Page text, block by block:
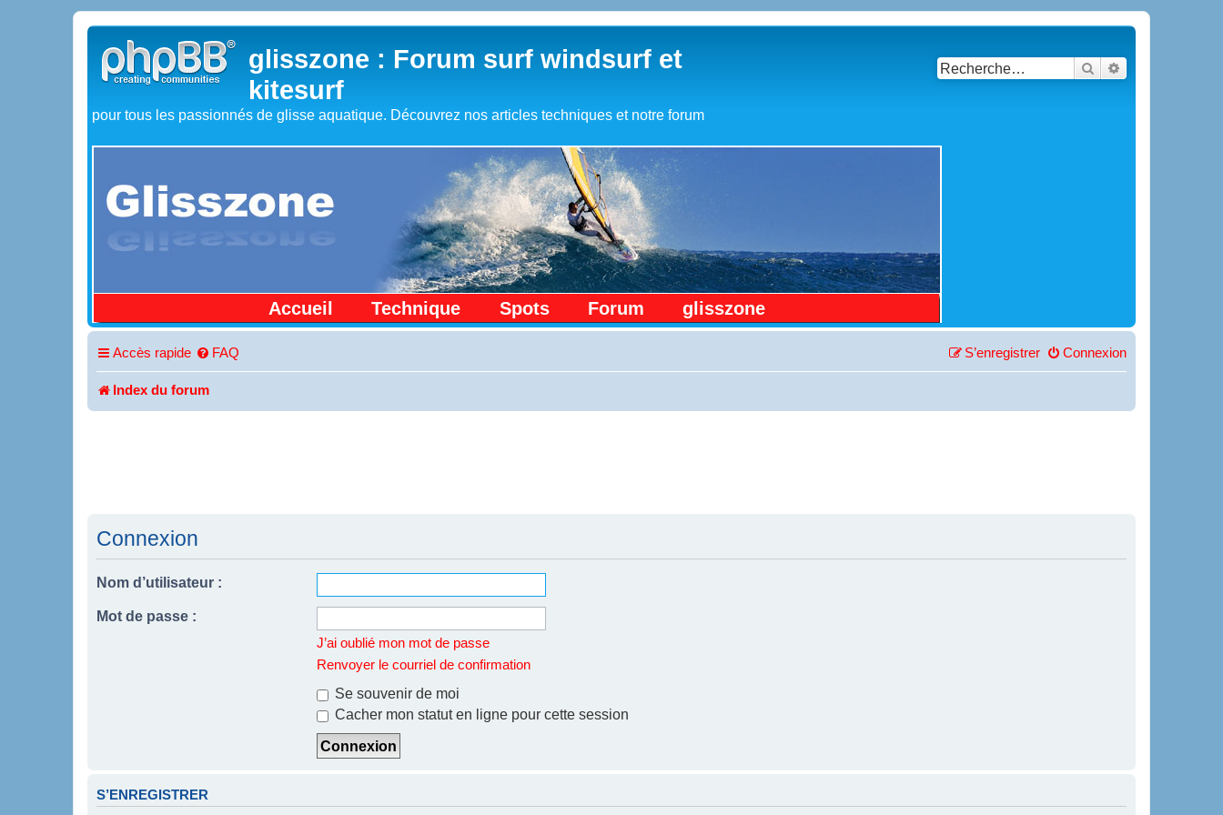
glisszone : Forum surf windsurf et
kitesurf
pour tous les passionnés de glisse aquatique. Découvrez nos articles techniques et notre forum
Accueil Technique Spots Forum glisszone
Rechercher
Accès rapide FAQ Connexion
S’enregistrer
Index du forum
Connexion
Nom d’utilisateur :
Mot de passe :
J’ai oublié mon mot de passe
Renvoyer le courriel de confirmation
Se souvenir de moi
Cacher mon statut en ligne pour cette session
S’ENREGISTRER